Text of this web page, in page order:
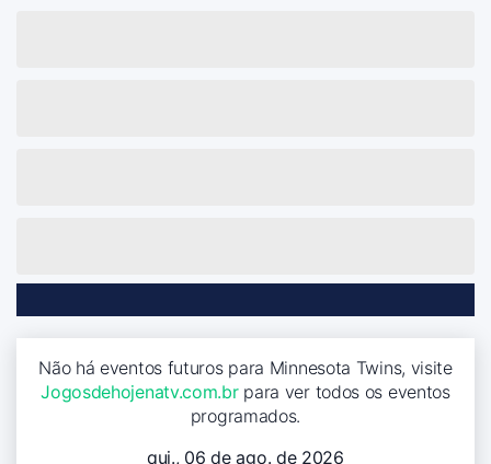
Não há eventos futuros para Minnesota Twins, visite
Jogosdehojenatv.com.brpara ver todos os eventos
programados.
qui., 06 de ago. de 2026